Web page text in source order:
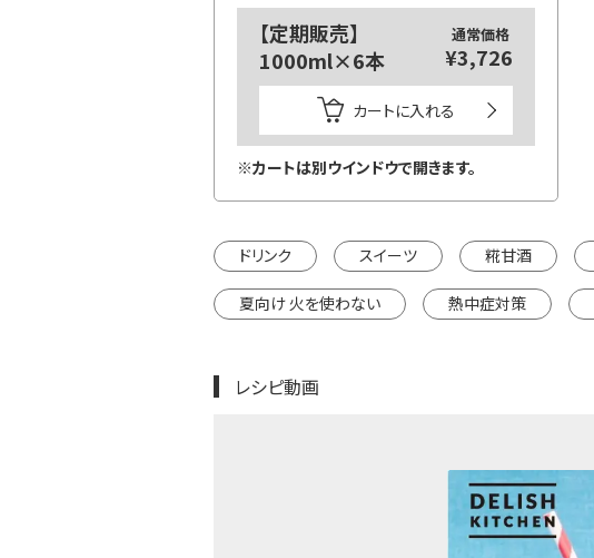
【定期販売】
1000ml×6本
通常価格
¥3,726
カートに入れる
※カートは別ウインドウで開きます。
ドリンク スイーツ 糀甘酒
夏向け 火を使わない 熱中症対策
レシピ動画